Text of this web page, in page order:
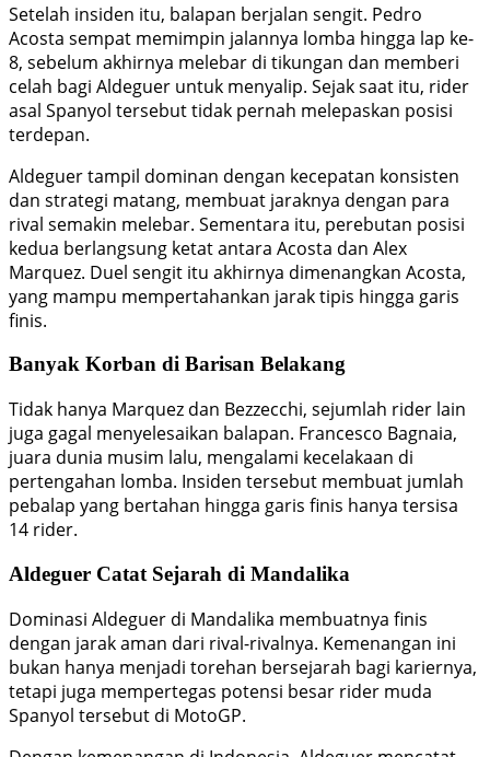
Setelah insiden itu, balapan berjalan sengit. Pedro
Acosta sempat memimpin jalannya lomba hingga lap ke-
8, sebelum akhirnya melebar di tikungan dan memberi
celah bagi Aldeguer untuk menyalip. Sejak saat itu, rider
asal Spanyol tersebut tidak pernah melepaskan posisi
terdepan.
Aldeguer tampil dominan dengan kecepatan konsisten
dan strategi matang, membuat jaraknya dengan para
rival semakin melebar. Sementara itu, perebutan posisi
kedua berlangsung ketat antara Acosta dan Alex
Marquez. Duel sengit itu akhirnya dimenangkan Acosta,
yang mampu mempertahankan jarak tipis hingga garis
finis.
Banyak Korban di Barisan Belakang
Tidak hanya Marquez dan Bezzecchi, sejumlah rider lain
juga gagal menyelesaikan balapan. Francesco Bagnaia,
juara dunia musim lalu, mengalami kecelakaan di
pertengahan lomba. Insiden tersebut membuat jumlah
pebalap yang bertahan hingga garis finis hanya tersisa
14 rider.
Aldeguer Catat Sejarah di Mandalika
Dominasi Aldeguer di Mandalika membuatnya finis
dengan jarak aman dari rival-rivalnya. Kemenangan ini
bukan hanya menjadi torehan bersejarah bagi kariernya,
tetapi juga mempertegas potensi besar rider muda
Spanyol tersebut di MotoGP.